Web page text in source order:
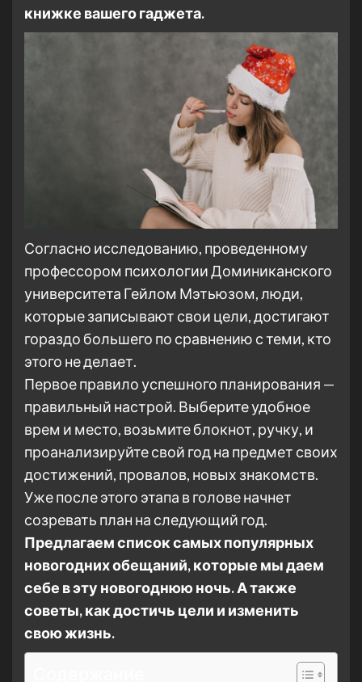
книжке вашего гаджета.
Согласно исследованию, проведенному
профессором психологии Доминиканского
университета Гейлом Мэтьюзом, люди,
которые записывают свои цели, достигают
гораздо большего по сравнению с теми, кто
этого не делает.
Первое правило успешного планирования —
правильный настрой. Выберите удобное
врем и место, возьмите блокнот, ручку, и
проанализируйте свой год на предмет своих
достижений, провалов, новых знакомств.
Уже после этого этапа в голове начнет
созревать план на следующий год.
Предлагаем список самых популярных
новогодних обещаний, которые мы даем
себе в эту новогоднюю ночь. А также
советы, как достичь цели и изменить
свою жизнь.